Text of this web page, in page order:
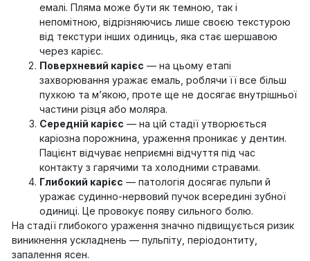
емалі. Пляма може бути як темною, так і
непомітною, відрізняючись лише своєю текстурою
від текстури інших одиниць, яка стає шершавою
через карієс.
Поверхневий карієс — на цьому етапі
захворювання уражає емаль, роблячи її все більш
пухкою та м’якою, проте ще не досягає внутрішньої
частини різця або моляра.
Середній карієс — на цій стадії утворюється
каріозна порожнина, ураження проникає у дентин.
Пацієнт відчуває неприємні відчуття під час
контакту з гарячими та холодними стравами.
Глибокий карієс — патологія досягає пульпи й
уражає судинно-нервовий пучок всередині зубної
одиниці. Це провокує появу сильного болю.
На стадії глибокого ураження значно підвищується ризик
виникнення ускладнень — пульпіту, періодонтиту,
запалення ясен.